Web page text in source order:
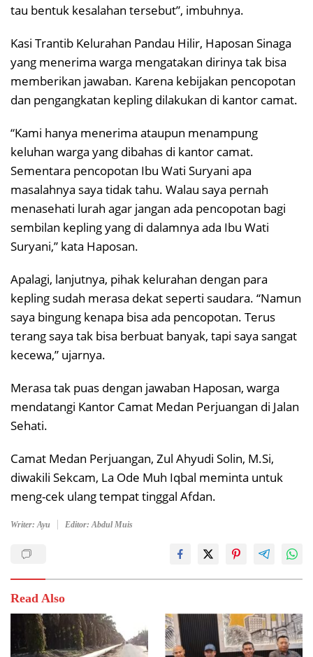
tau bentuk kesalahan tersebut”, imbuhnya.
Kasi Trantib Kelurahan Pandau Hilir, Haposan Sinaga
yang menerima warga mengatakan dirinya tak bisa
memberikan jawaban. Karena kebijakan pencopotan
dan pengangkatan kepling dilakukan di kantor camat.
“Kami hanya menerima ataupun menampung
keluhan warga yang dibahas di kantor camat.
Sementara pencopotan Ibu Wati Suryani apa
masalahnya saya tidak tahu. Walau saya pernah
menasehati lurah agar jangan ada pencopotan bagi
sembilan kepling yang di dalamnya ada Ibu Wati
Suryani,” kata Haposan.
Apalagi, lanjutnya, pihak kelurahan dengan para
kepling sudah merasa dekat seperti saudara. “Namun
saya bingung kenapa bisa ada pencopotan. Terus
terang saya tak bisa berbuat banyak, tapi saya sangat
kecewa,” ujarnya.
Merasa tak puas dengan jawaban Haposan, warga
mendatangi Kantor Camat Medan Perjuangan di Jalan
Sehati.
Camat Medan Perjuangan, Zul Ahyudi Solin, M.Si,
diwakili Sekcam, La Ode Muh Iqbal meminta untuk
meng-cek ulang tempat tinggal Afdan.
Writer: Ayu Editor: Abdul Muis
Read Also